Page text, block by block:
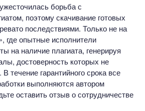
борьба с
поэтому скачивание готовых
последствиями. Только не на
где опытные исполнители
на наличие плагиата, генерируя
достоверность которых не
течение гарантийного срока все
выполняются автором
оставить отзыв о сотрудничестве